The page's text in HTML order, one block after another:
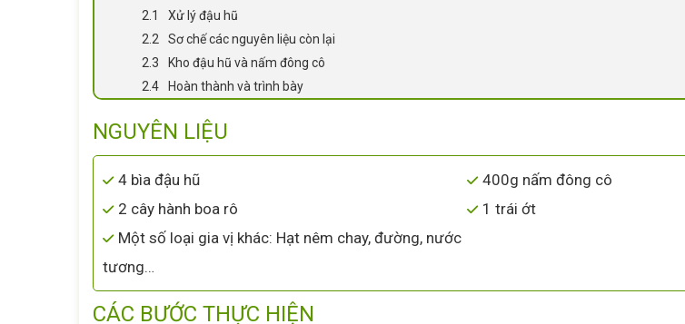
Xử lý đậu hũ
Sơ chế các nguyên liệu còn lại
Kho đậu hũ và nấm đông cô
Hoàn thành và trình bày
NGUYÊN LIỆU
4 bìa đậu hũ
400g nấm đông cô
2 cây hành boa rô
1 trái ớt
Một số loại gia vị khác: Hạt nêm chay, đường, nước
tương…
CÁC BƯỚC THỰC HIỆN